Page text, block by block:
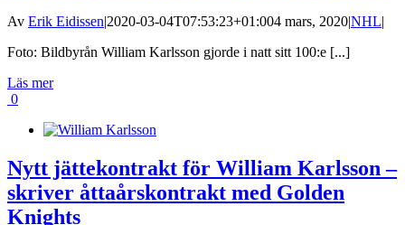
Av Erik Eidissen|2020-03-04T07:53:23+01:004 mars, 2020|NHL|
Foto: Bildbyrån William Karlsson gjorde i natt sitt 100:e [...]
Läs mer
0
Nytt jättekontrakt för William Karlsson –
skriver åttaårskontrakt med Golden
Knights